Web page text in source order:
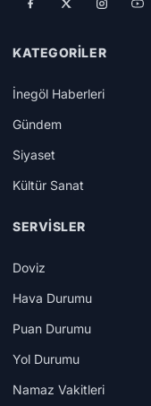
KATEGORILER
İnegöl Haberleri
Gündem
Siyaset
Kültür Sanat
SERVISLER
Doviz
Hava Durumu
Puan Durumu
Yol Durumu
Namaz Vakitleri